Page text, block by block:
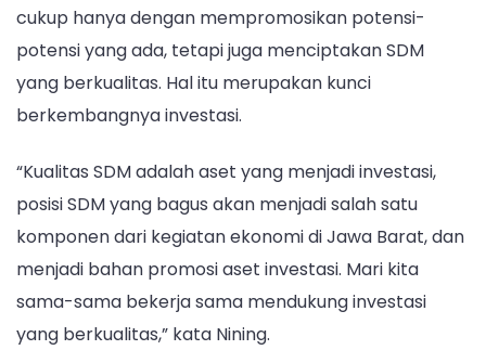
cukup hanya dengan mempromosikan potensi-
potensi yang ada, tetapi juga menciptakan SDM
yang berkualitas. Hal itu merupakan kunci
berkembangnya investasi.
“Kualitas SDM adalah aset yang menjadi investasi,
posisi SDM yang bagus akan menjadi salah satu
komponen dari kegiatan ekonomi di Jawa Barat, dan
menjadi bahan promosi aset investasi. Mari kita
sama-sama bekerja sama mendukung investasi
yang berkualitas,” kata Nining.